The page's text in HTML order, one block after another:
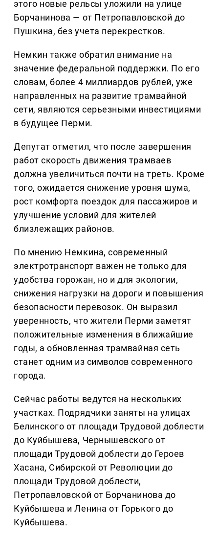
этого новые рельсы уложили на улице
Борчанинова — от Петропавловской до
Пушкина, без учета перекрестков.
Немкин также обратил внимание на
значение федеральной поддержки. По его
словам, более 4 миллиардов рублей, уже
направленных на развитие трамвайной
сети, являются серьезными инвестициями
в будущее Перми.
Депутат отметил, что после завершения
работ скорость движения трамваев
должна увеличиться почти на треть. Кроме
того, ожидается снижение уровня шума,
рост комфорта поездок для пассажиров и
улучшение условий для жителей
близлежащих районов.
По мнению Немкина, современный
электротранспорт важен не только для
удобства горожан, но и для экологии,
снижения нагрузки на дороги и повышения
безопасности перевозок. Он выразил
уверенность, что жители Перми заметят
положительные изменения в ближайшие
годы, а обновленная трамвайная сеть
станет одним из символов современного
города.
Сейчас работы ведутся на нескольких
участках. Подрядчики заняты на улицах
Белинского от площади Трудовой доблести
до Куйбышева, Чернышевского от
площади Трудовой доблести до Героев
Хасана, Сибирской от Революции до
площади Трудовой доблести,
Петропавловской от Борчанинова до
Куйбышева и Ленина от Горького до
Куйбышева.